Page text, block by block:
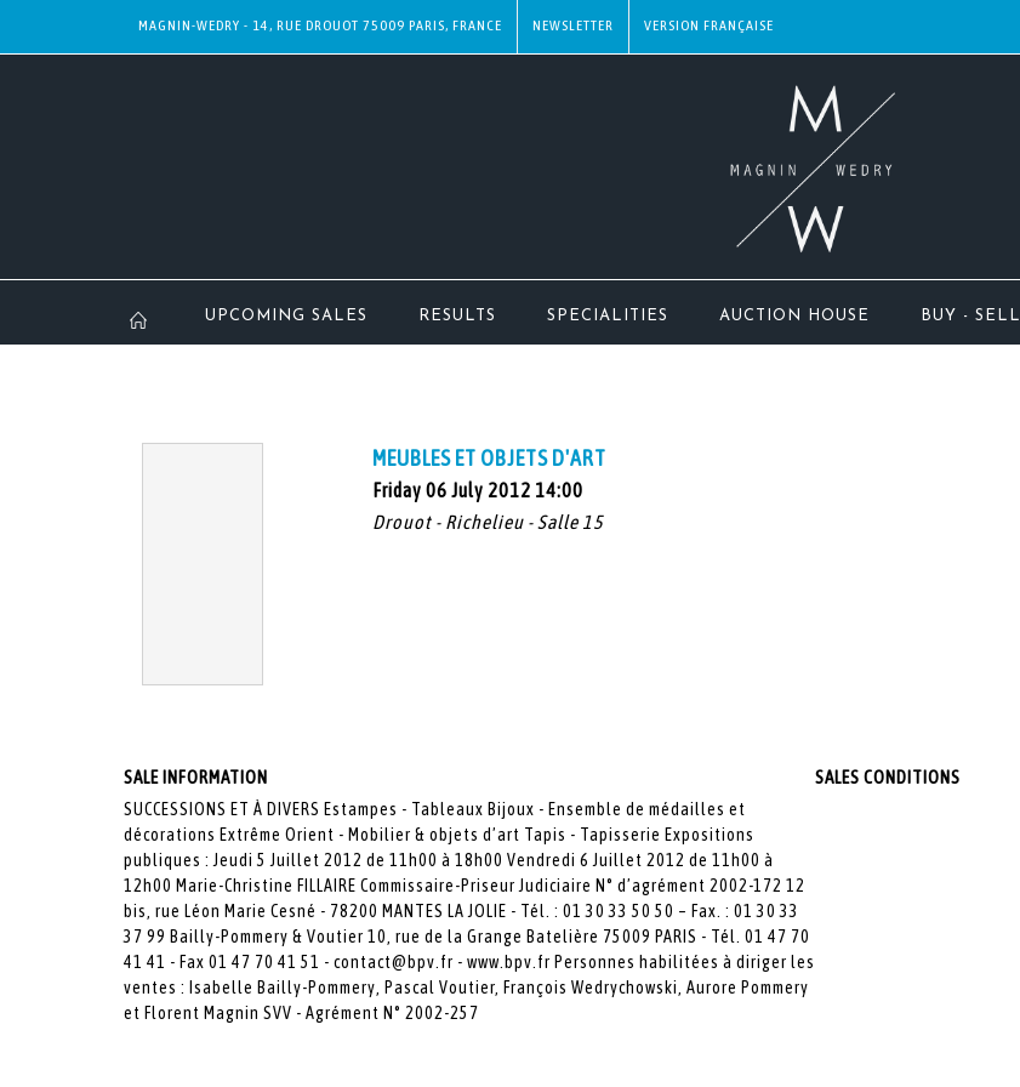
MAGNIN-WEDRY - 14, RUE DROUOT 75009 PARIS, FRANCE NEWSLETTER
UPCOMING SALES RESULTS SPECIALITIES AUCTION HOUSE BUY - SELL
MEUBLES ET OBJETS D'ART
Friday 06 July 2012 14:00
Drouot - Richelieu - Salle 15
SALE INFORMATION
SUCCESSIONS ET À DIVERS Estampes - Tableaux Bijoux - Ensemble de médailles et
décorations Extrême Orient - Mobilier & objets d’art Tapis - Tapisserie Expositions
publiques : Jeudi 5 Juillet 2012 de 11h00 à 18h00 Vendredi 6 Juillet 2012 de 11h00 à
12h00 Marie-Christine FILLAIRE Commissaire-Priseur Judiciaire N° d’agrément 2002-172 12
bis, rue Léon Marie Cesné - 78200 MANTES LA JOLIE - Tél. : 01 30 33 50 50 – Fax. : 01 30 33
37 99 Bailly-Pommery & Voutier 10, rue de la Grange Batelière 75009 PARIS - Tél. 01 47 70
41 41 - Fax 01 47 70 41 51 - contact@bpv.fr - www.bpv.fr Personnes habilitées à diriger les
ventes : Isabelle Bailly-Pommery, Pascal Voutier, François Wedrychowski, Aurore Pommery
et Florent Magnin SVV - Agrément N° 2002-257
SALES CONDITIONS